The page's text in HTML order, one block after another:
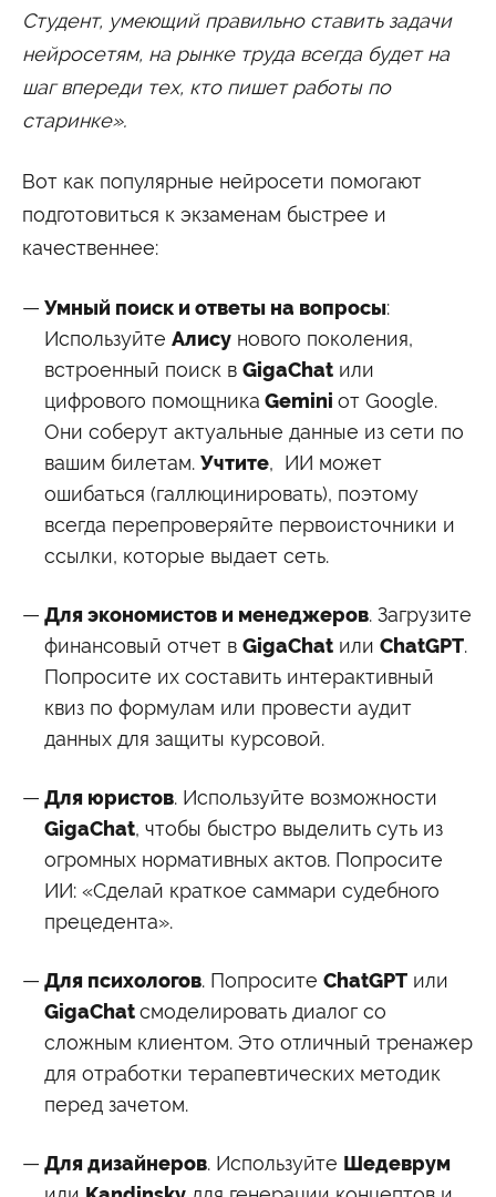
Министерство просвещения Российской
Федерации
Сведения об образовательной организации
Студент, умеющий правильно ставить задачи
нейросетям, на рынке труда всегда будет на
шаг впереди тех, кто пишет работы по
старинке».
Вот как популярные нейросети помогают
подготовиться к экзаменам быстрее и
качественнее:
Умный поиск и ответы на вопросы:
Используйте Алису нового поколения,
встроенный поиск в GigaChat или
цифрового помощника Gemini от Google.
Они соберут актуальные данные из сети по
вашим билетам. Учтите, ИИ может
ошибаться (галлюцинировать), поэтому
всегда перепроверяйте первоисточники и
ссылки, которые выдает сеть.
Для экономистов и менеджеров. Загрузите
финансовый отчет в GigaChat или ChatGPT.
Попросите их составить интерактивный
квиз по формулам или провести аудит
данных для защиты курсовой.
Для юристов. Используйте возможности
GigaChat, чтобы быстро выделить суть из
огромных нормативных актов. Попросите
ИИ: «Сделай краткое саммари судебного
прецедента».
Для психологов. Попросите ChatGPT или
GigaChatсмоделировать диалог со
сложным клиентом. Это отличный тренажер
для отработки терапевтических методик
перед зачетом.
Для дизайнеров. Используйте Шедеврум